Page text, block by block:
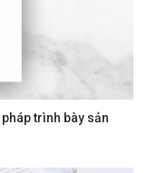
trình bày sản